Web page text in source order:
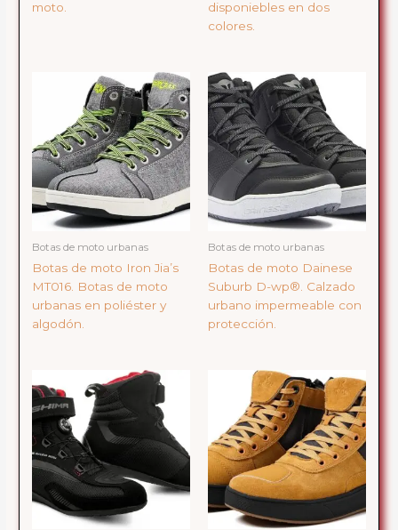
moto.
disponiebles en dos
colores.
Botas de moto urbanas
Botas de moto Iron Jia’s
MT016. Botas de moto
urbanas en poliéster y
algodón.
Botas de moto urbanas
Botas de moto Dainese
Suburb D-wp®. Calzado
urbano impermeable con
protección.